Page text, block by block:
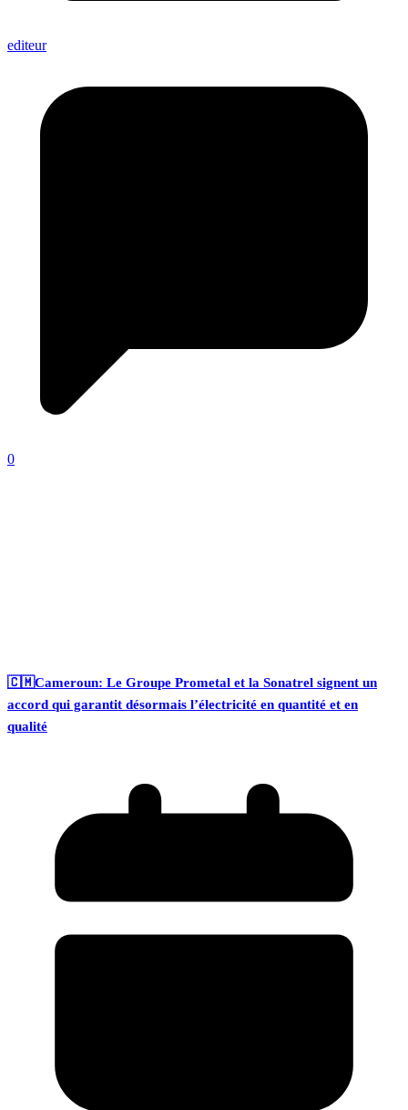
editeur
0
🇨🇲Cameroun: Le Groupe Prometal et la Sonatrel signent un
accord qui garantit désormais l’électricité en quantité et en
qualité